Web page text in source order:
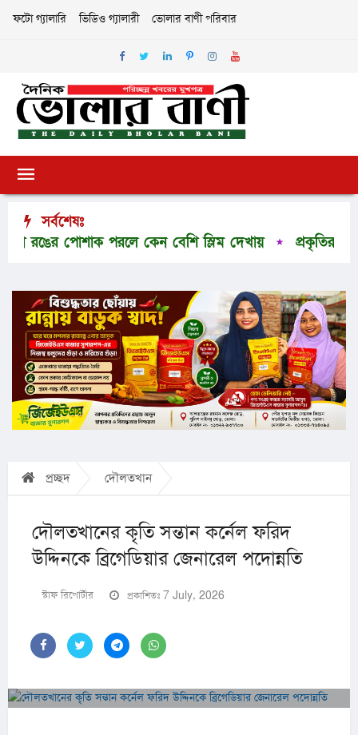
ফটো গ্যালারি ভিডিও গ্যালারী ভোলার বাণী পরিবার
সর্বশেষঃ
পোশাক পরলে কেন বেশি স্লিম দেখায়
প্রকৃতির অপার
প্রচ্ছদ দৌলতখান
দৌলতখানের কৃতি সন্তান কর্নেল ফরিদ
উদ্দিনকে ব্রিগেডিয়ার জেনারেল পদোন্নতি
স্টাফ রিপোর্টার প্রকাশিতঃ 7 July, 2026